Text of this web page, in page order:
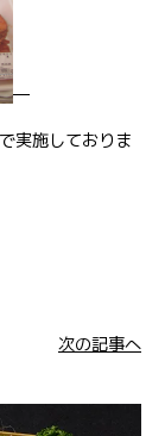
実施しておりま
次の記事へ